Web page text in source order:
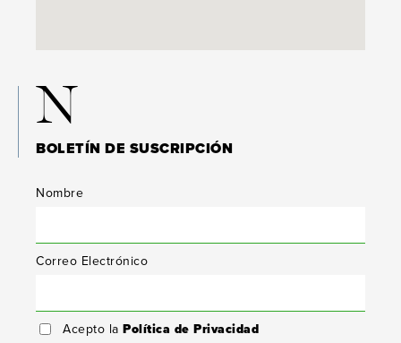
N
BOLETÍN DE SUSCRIPCIÓN
Nombre
Correo Electrónico
Acepto la Política de Privacidad